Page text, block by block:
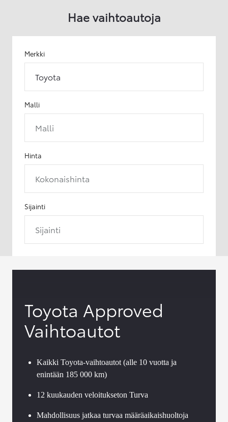
Hae vaihtoautoja
Merkki
Toyota
Malli
Malli
Hinta
Kokonaishinta
Sijainti
Sijainti
Toyota Approved
Vaihtoautot
Kaikki Toyota-vaihtoautot (alle 10 vuotta ja
enintään 185 000 km)
12 kuukauden veloitukseton Turva
Mahdollisuus jatkaa turvaa määräaikaishuoltoja